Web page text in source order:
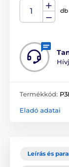
db
Termékkód:
Eladó adatai
Leírás és